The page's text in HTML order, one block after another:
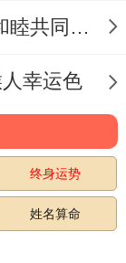
属牛的和属猴的相配吗？婚姻和睦共同进步
幸运色
终身运势
姓名算命